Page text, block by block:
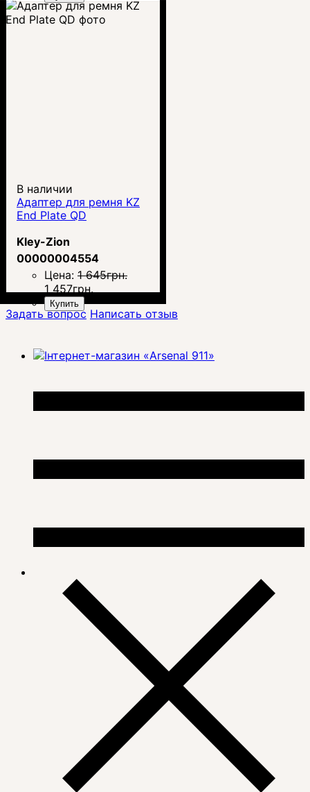
В наличии
Адаптер для ремня KZ
End Plate QD
Kley-Zion
00000004554
Цена: 1 645грн.
1 457грн.
Купить
Задать вопрос Написать отзыв